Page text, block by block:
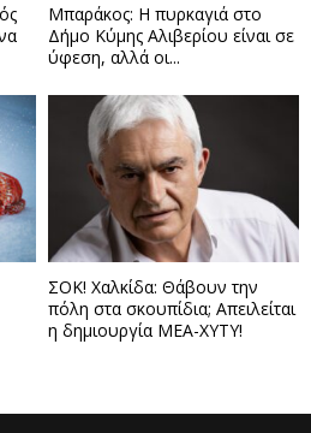
Μπαράκος: Η πυρκαγιά στο
Δήμο Κύμης Αλιβερίου είναι σε
ύφεση, αλλά οι...
ΣΟΚ! Χαλκίδα: Θάβουν την
πόλη στα σκουπίδια; Απειλείται
η δημιουργία ΜΕΑ-ΧΥΤΥ!